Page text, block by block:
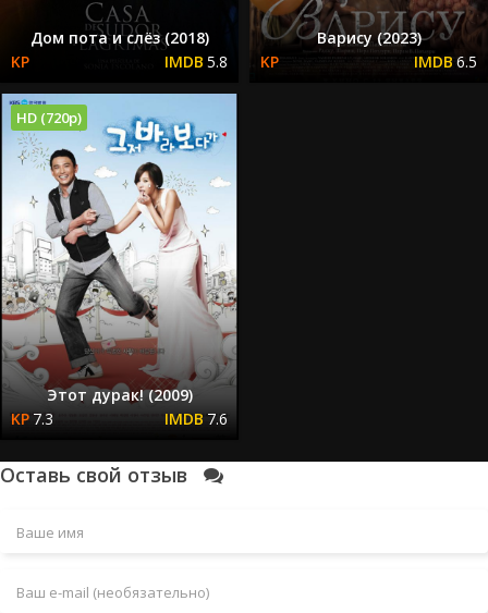
Дом пота и слёз (2018)
5.8
Варису (2023)
6.5
HD (720p)
Этот дурак! (2009)
7.3
7.6
Оставь свой отзыв